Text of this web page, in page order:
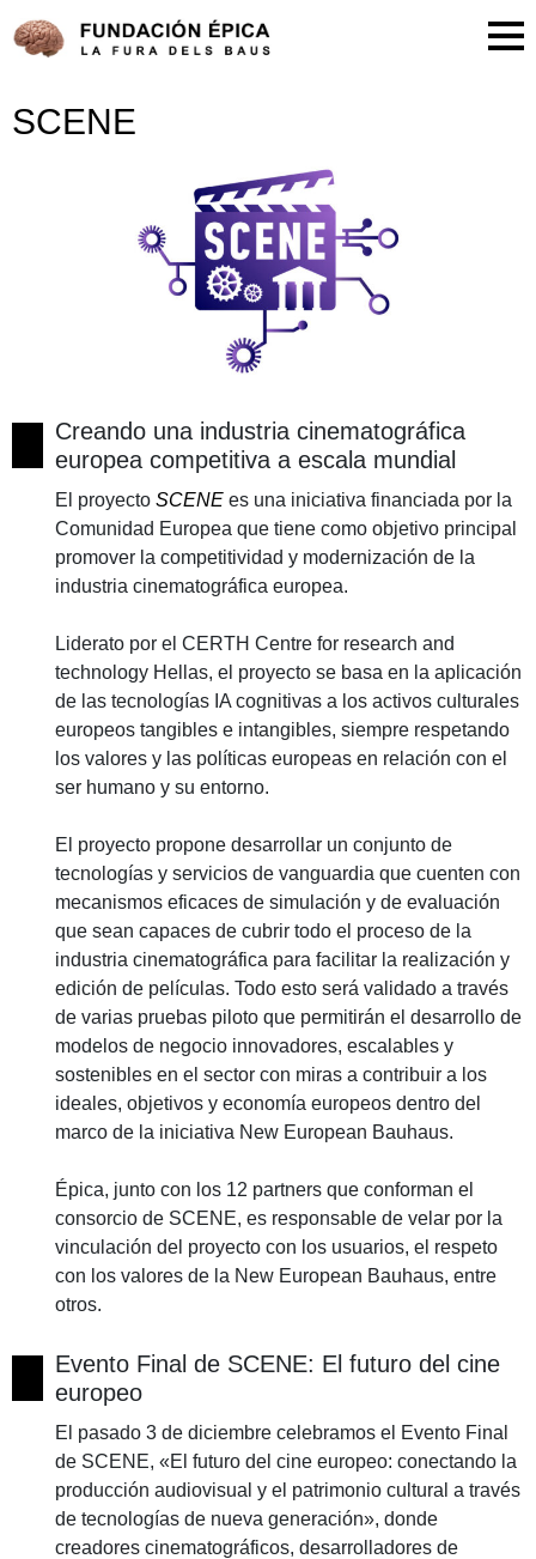
SCENE
Creando una industria cinematográfica
europea competitiva a escala mundial
El proyectoSCENE es una iniciativa financiada por la
Comunidad Europea que tiene como objetivo principal
promover la competitividad y modernización de la
industria cinematográfica europea.
Liderato por el CERTH Centre for research and
technology Hellas, el proyecto se basa en la aplicación
de las tecnologías IA cognitivas a los activos culturales
europeos tangibles e intangibles, siempre respetando
los valores y las políticas europeas en relación con el
ser humano y su entorno.
El proyecto propone desarrollar un conjunto de
tecnologías y servicios de vanguardia que cuenten con
mecanismos eficaces de simulación y de evaluación
que sean capaces de cubrir todo el proceso de la
industria cinematográfica para facilitar la realización y
edición de películas. Todo esto será validado a través
de varias pruebas piloto que permitirán el desarrollo de
modelos de negocio innovadores, escalables y
sostenibles en el sector con miras a contribuir a los
ideales, objetivos y economía europeos dentro del
marco de la iniciativa New European Bauhaus.
Épica, junto con los 12 partners que conforman el
consorcio de SCENE, es responsable de velar por la
vinculación del proyecto con los usuarios, el respeto
con los valores de la New European Bauhaus, entre
otros.
Evento Final de SCENE: El futuro del cine
europeo
El pasado 3 de diciembre celebramos el Evento Final
de SCENE, «El futuro del cine europeo: conectando la
producción audiovisual y el patrimonio cultural a través
de tecnologías de nueva generación», donde
creadores cinematográficos, desarrolladores de